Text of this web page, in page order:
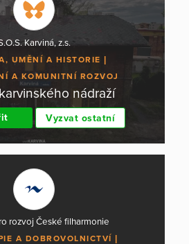
Karviná, z.s.
UMĚNÍ A HISTORIE
A KOMUNITNÍ ROZVOJ
nádraží
Vyzvat ostatní
rozvoj České filharmonie
A DOBROVOLNICTVÍ